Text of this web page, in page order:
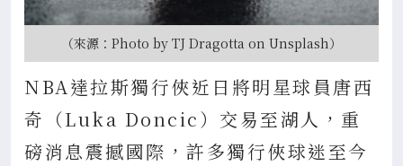
（來源：Photo by TJ Dragotta on Unsplash）
NBA達拉斯獨行俠近日將明星球員唐西
奇（Luka Doncic）交易至湖人，重
磅消息震撼國際，許多獨行俠球迷至今